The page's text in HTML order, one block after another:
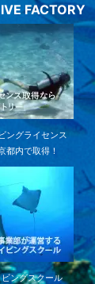
FACTORY
ングライセンス
都内で取得！
ビングスクール